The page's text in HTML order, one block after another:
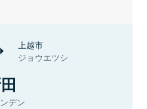
上越市
ジョウエツシ
デン